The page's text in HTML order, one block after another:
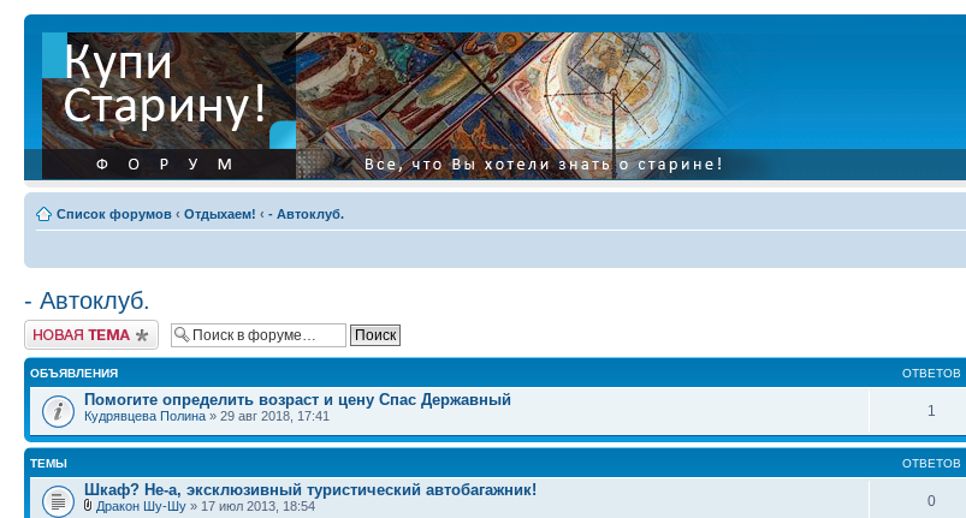
Список форумов ‹ Отдыхаем! ‹ - Автоклуб.
- Автоклуб.
Начать новую тему
ОБЪЯВЛЕНИЯ ОТВЕТОВ
Помогите определить возраст и цену Спас Державный
Кудрявцева Полина » 29 авг 2018, 17:41 1
ТЕМЫ ОТВЕТОВ
Шкаф? Не-а, эксклюзивный туристический автобагажник!
Дракон Шу-Шу » 17 июл 2013, 18:54 0